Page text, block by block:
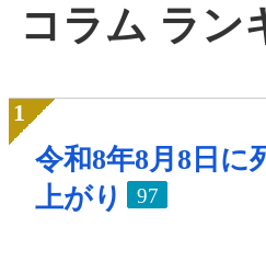
コラム ラン
令和8年8月8日に
上がり
97